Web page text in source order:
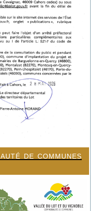
de communes